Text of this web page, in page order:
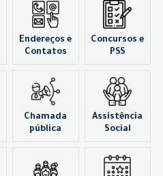
Endereços e
Contatos
Concursos e
PSS
Chamada
pública
Assistência
Social